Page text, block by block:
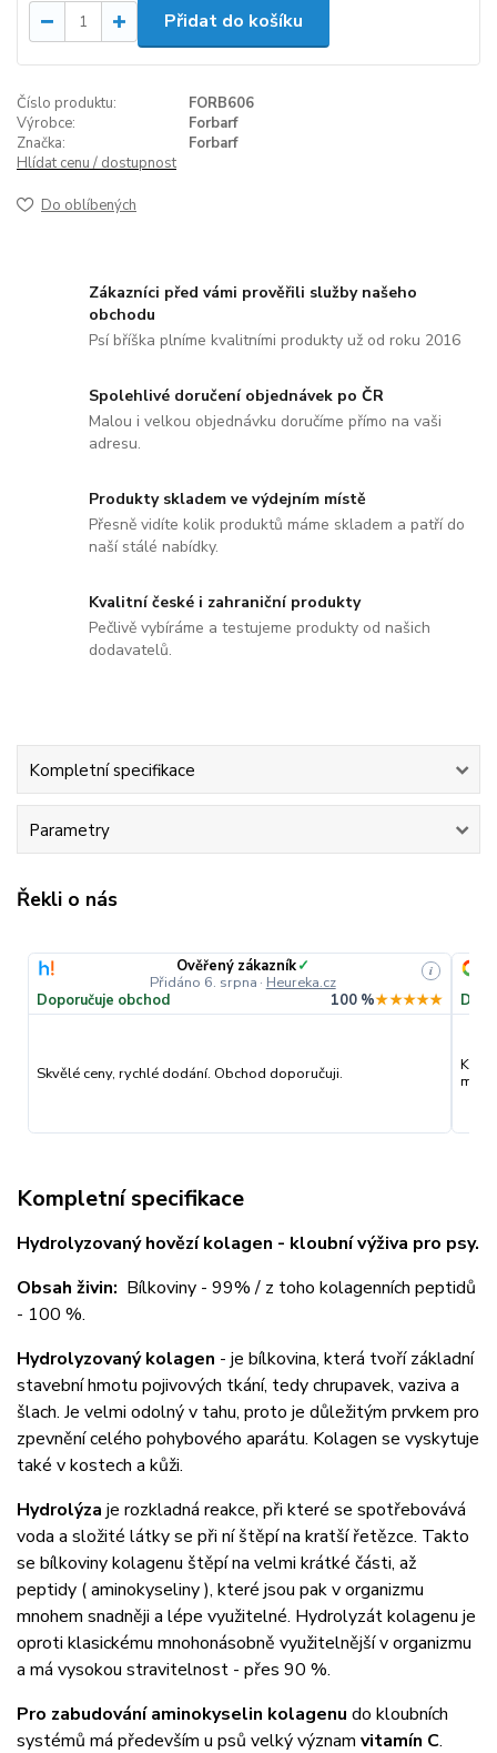
Přidat do košíku
Číslo produktu:
FORB606
Výrobce:
Forbarf
Značka:
Forbarf
Hlídat cenu / dostupnost
Do oblíbených
Zákazníci před vámi prověřili služby našeho
obchodu
Psí bříška plníme kvalitními produkty už od roku 2016
Spolehlivé doručení objednávek po ČR
Malou i velkou objednávku doručíme přímo na vaši
adresu.
Produkty skladem ve výdejním místě
Přesně vidíte kolik produktů máme skladem a patří do
naší stálé nabídky.
Kvalitní české i zahraniční produkty
Pečlivě vybíráme a testujeme produkty od našich
dodavatelů.
Kompletní specifikace
Parametry
Řekli o nás
Ověřený zákazník✓
Přidáno 6. srpna · Heureka.cz
i
Doporučuje obchod 100 %★★★★★
Skvělé ceny, rychlé dodání. Obchod doporučuji.
Kompletní specifikace
Hydrolyzovaný hovězí kolagen - kloubní výživa pro psy.
Obsah živin: Bílkoviny - 99% / z toho kolagenních peptidů
- 100 %.
Hydrolyzovaný kolagen - je bílkovina, která tvoří základní
stavební hmotu pojivových tkání, tedy chrupavek, vaziva a
šlach. Je velmi odolný v tahu, proto je důležitým prvkem pro
zpevnění celého pohybového aparátu. Kolagen se vyskytuje
také v kostech a kůži.
Hydrolýza je rozkladná reakce, při které se spotřebovává
voda a složité látky se při ní štěpí na kratší řetězce. Takto
se bílkoviny kolagenu štěpí na velmi krátké části, až
peptidy ( aminokyseliny ), které jsou pak v organizmu
mnohem snadněji a lépe využitelné. Hydrolyzát kolagenu je
oproti klasickému mnohonásobně využitelnější v organizmu
a má vysokou stravitelnost - přes 90 %.
Pro zabudování aminokyselin kolagenu do kloubních
systémů má především u psů velký význam vitamín C.